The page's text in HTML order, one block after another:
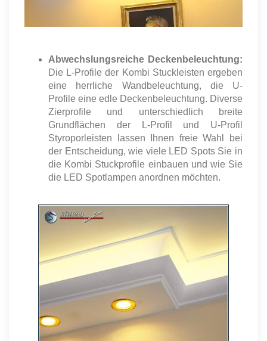
Abwechslungsreiche Deckenbeleuchtung:
Die L-Profile der Kombi Stuckleisten ergeben
eine herrliche Wandbeleuchtung, die U-
Profile eine edle Deckenbeleuchtung. Diverse
Zierprofile und unterschiedlich breite
Grundflächen der L-Profil und U-Profil
Styroporleisten lassen Ihnen freie Wahl bei
der Entscheidung, wie viele LED Spots Sie in
die Kombi Stuckprofile einbauen und wie Sie
die LED Spotlampen anordnen möchten.